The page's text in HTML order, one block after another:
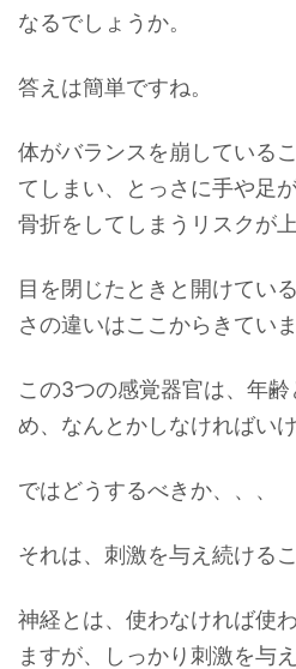
なるでしょうか。
答えは簡単ですね。
体がバランスを崩している
てしまい、とっさに手や足
骨折をしてしまうリスクが
目を閉じたときと開けてい
さの違いはここからきていま
この3つの感覚器官は、年
め、なんとかしなければいけ
ではどうするべきか、、、
それは、刺激を与え続ける
神経とは、使わなければ使
ますが、しっかり刺激を与